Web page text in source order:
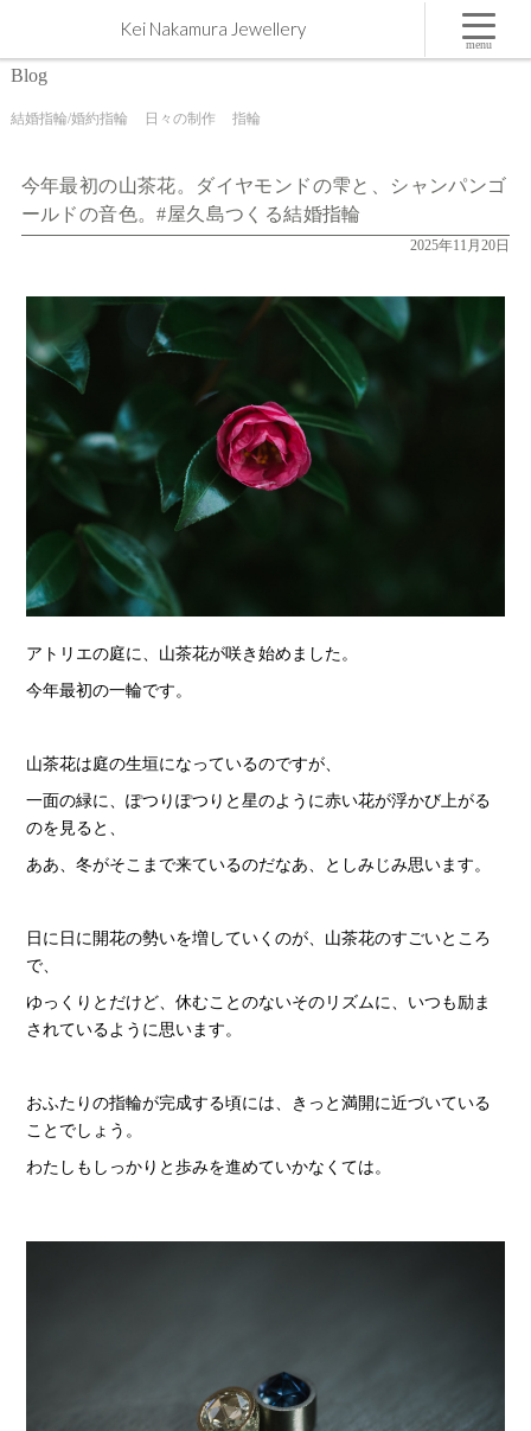
今年最初の山茶花。ダイヤモンドの雫と、シャンパンゴールドの音色。#屋久島つくる結婚指輪 |
屋久島,ジュエリー,オーダーメイドのマリッジリング（結婚・婚約指輪）制作 | Kei Nakamura
Kei Nakamura Jewellery
Blog
結婚指輪/婚約指輪 日々の制作 指輪
今年最初の山茶花。ダイヤモンドの雫と、シャンパンゴ
ールドの音色。#屋久島つくる結婚指輪
2025年11月20日
アトリエの庭に、山茶花が咲き始めました。
今年最初の一輪です。
山茶花は庭の生垣になっているのですが、
一面の緑に、ぽつりぽつりと星のように赤い花が浮かび上がる
のを見ると、
ああ、冬がそこまで来ているのだなあ、としみじみ思います。
日に日に開花の勢いを増していくのが、山茶花のすごいところ
で、
ゆっくりとだけど、休むことのないそのリズムに、いつも励ま
されているように思います。
おふたりの指輪が完成する頃には、きっと満開に近づいている
ことでしょう。
わたしもしっかりと歩みを進めていかなくては。
menu